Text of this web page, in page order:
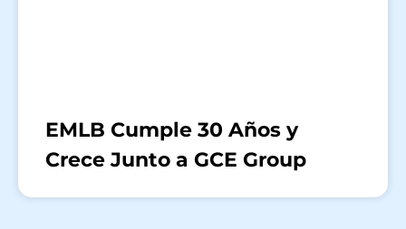
EMLB Cumple 30 Años y
Crece Junto a GCE Group